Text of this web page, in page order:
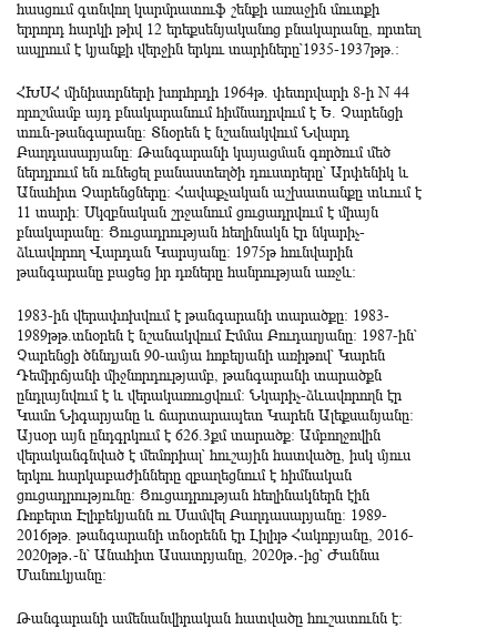
հասցում գտնվող կարմրատուֆ շենքի առաջին մուտքի
երրորդ հարկի թիվ 12 երեքսենյականոց բնակարանը, որտեղ
ապրում է կյանքի վերջին երկու տարիները՝1935-1937թթ.:
ՀԽՍՀ մինիստրների խորհրդի 1964թ. փետրվարի 8-ի N 44
որոշմամբ այդ բնակարանում հիմնադրվում է Ե. Չարենցի
տուն-թանգարանը: Տնօրեն է նշանակվում Նվարդ
Բաղդասարյանը: Թանգարանի կայացման գործում մեծ
ներդրում են ունեցել բանաստեղծի դուստրերը՝ Արփենիկ և
Անահիտ Չարենցները: Հավաքչական աշխատանքը տևում է
11 տարի: Սկզբնական շրջանում ցուցադրվում է միայն
բնակարանը: Ցուցադրության հեղինակն էր նկարիչ-
ձևավորող Վարդան Կարսյանը: 1975թ հունվարին
թանգարանը բացեց իր դռները հանրության առջև:
1983-ին վերափոխվում է թանգարանի տարածքը: 1983-
1989թթ.տնօրեն է նշանակվում Էմմա Բուդաղյանը: 1987-ին՝
Չարենցի ծննդյան 90-ամյա հոբելյանի առիթով՝ Կարեն
Դեմիրճյանի միջնորդությամբ, թանգարանի տարածքն
ընդլայնվում է և վերակառուցվում: Նկարիչ-ձևավորողն էր
Կամո Նիգարյանը և ճարտարապետ Կարեն Ալեքսանյանը:
Այսօր այն ընդգրկում է 626.3քմ տարածք: Ամբողջովին
վերականգնված է մեմորիալ՝ հուշային հատվածը, իսկ մյուս
երկու հարկաբաժինները զբաղեցնում է հիմնական
ցուցադրությունը: Ցուցադրության հեղինակներն էին
Ռոբերտ Էլիբեկյանն ու Սամվել Բաղդասարյանը: 1989-
2016թթ. թանգարանի տնօրենն էր Լիլիթ Հակոբյանը, 2016-
2020թթ․-ն՝ Անահիտ Ասատրյանը, 2020թ․-ից՝ Ժաննա
Մանուկյանը:
Թանգարանի ամենանվիրական հատվածը հուշատունն է: